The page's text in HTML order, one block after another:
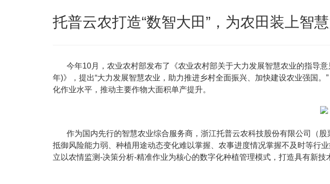
托普云农打造“数智大田”，为农田装上智
今年10月，农业农村部发布了《农业农村部关于大力发展智慧农业的指导
年)》，提出“大力发展智慧农业，助力推进乡村全面振兴、加快建设农业强国
化作业水平，推动主要作物大面积单产提升。
作为国内先行的智慧农业综合服务商，浙江托普云农科技股份有限公司（
抵御风险能力弱、种植用途动态变化难以掌握、农事进度情况掌握不及时等行
立以农情监测-决策分析-精准作业为核心的数字化种植管理模式，打造具有新